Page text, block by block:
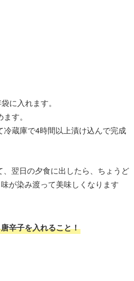
に入れます。
す。
蔵庫で4時間以上漬け込んで完成
翌日の夕食に出したら、ちょうど
が染み渡って美味しくなります
辛子を入れること！